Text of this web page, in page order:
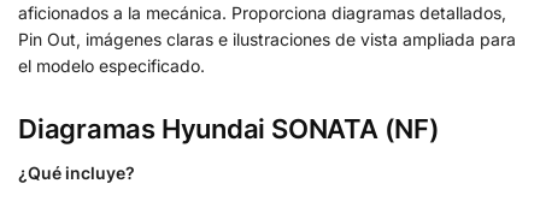
aficionados a la mecánica. Proporciona diagramas detallados,
Pin Out, imágenes claras e ilustraciones de vista ampliada para
el modelo especificado.
Diagramas Hyundai SONATA (NF)
¿Qué incluye?